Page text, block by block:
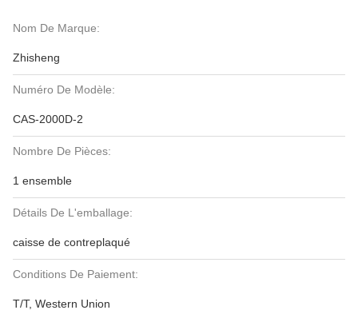
Nom De Marque:
Zhisheng
Numéro De Modèle:
CAS-2000D-2
Nombre De Pièces:
1 ensemble
Détails De L'emballage:
caisse de contreplaqué
Conditions De Paiement:
T/T, Western Union